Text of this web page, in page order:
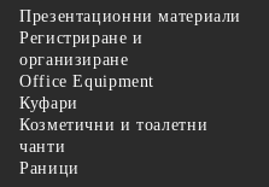
Презентационни материали
Регистриране и
организиране
Office Equipment
Куфари
Козметични и тоалетни
чанти
Раници